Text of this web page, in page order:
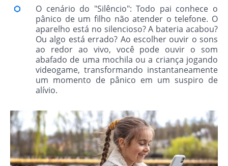
O cenário do "Silêncio": Todo pai conhece o
pânico de um filho não atender o telefone. O
aparelho está no silencioso? A bateria acabou?
Ou algo está errado? Ao escolher ouvir o sons
ao redor ao vivo, você pode ouvir o som
abafado de uma mochila ou a criança jogando
videogame, transformando instantaneamente
um momento de pânico em um suspiro de
alívio.